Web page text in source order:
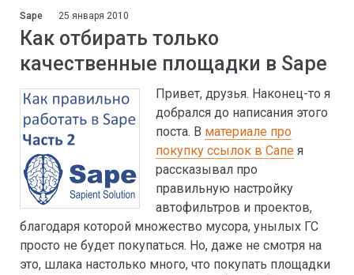
Sape 25 января 2010
Как отбирать только
качественные площадки в Sape
Привет, друзья. Наконец-то я
добрался до написания этого
поста. В материале про
покупку ссылок в Сапе я
рассказывал про
правильную настройку
автофильтров и проектов,
благодаря которой множество мусора, унылых ГС
просто не будет покупаться. Но, даже не смотря на
это, шлака настолько много, что покупать площадки